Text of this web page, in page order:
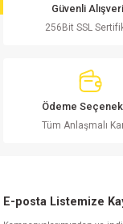
Güvenli
256Bit SSL
Ödeme
Tüm Anlaşmalı
E-posta Listemize